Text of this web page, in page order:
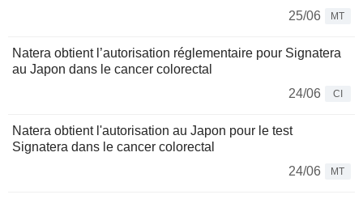
25/06
MT
Natera obtient l’autorisation réglementaire pour Signatera
au Japon dans le cancer colorectal
24/06
CI
Natera obtient l'autorisation au Japon pour le test
Signatera dans le cancer colorectal
24/06
MT